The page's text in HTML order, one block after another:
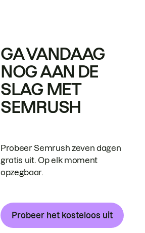
GA VANDAAG
NOG AAN DE
SLAG MET
SEMRUSH
Probeer Semrush zeven dagen
gratis uit. Op elk moment
opzegbaar.
Probeer het kosteloos uit